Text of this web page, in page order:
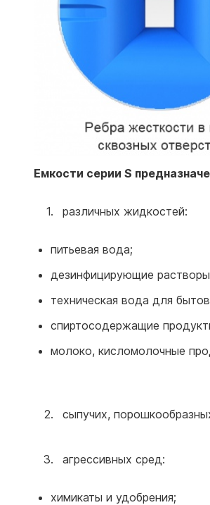
Емкости серии S
различных жидкостей:
питьевая вода;
дезинфицирующие
техническая вода для
спиртосодержащие
молоко, кисломолочные
сыпучих,
агрессивных сред:
химикаты и удобрения;